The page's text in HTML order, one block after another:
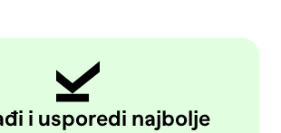
i usporedi najbolje